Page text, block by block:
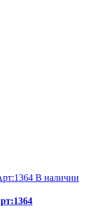
В наличии